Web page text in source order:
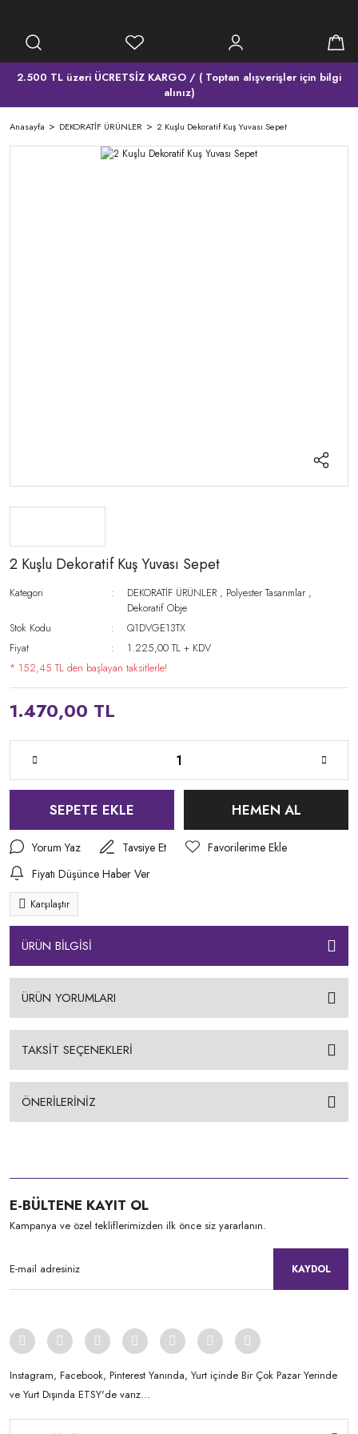
2.500 TL üzeri ÜCRETSİZ KARGO / ( Toptan alışverişler için bilgi
alınız)
Anasayfa DEKORATİF ÜRÜNLER 2 Kuşlu Dekoratif Kuş Yuvası Sepet
2 Kuşlu Dekoratif Kuş Yuvası Sepet
Kategori DEKORATİF ÜRÜNLER , Polyester Tasarımlar ,
Dekoratif Obje
Stok Kodu
Q1DVGE13TX
Fiyat
1.225,00 TL + KDV
* 152,45 TL den başlayan taksitlerle!
1.470,00 TL
SEPETE EKLE HEMEN AL
Yorum Yaz
Tavsiye Et
Fiyatı Düşünce Haber Ver
Karşılaştır
ÜRÜN BİLGİSİ
ÜRÜN YORUMLARI
TAKSİT SEÇENEKLERİ
ÖNERİLERİNİZ
E-BÜLTENE KAYIT OL
Kampanya ve özel tekliflerimizden ilk önce siz yararlanın.
KAYDOL
Instagram, Facebook, Pinterest Yanında, Yurt içinde Bir Çok Pazar Yerinde
ve Yurt Dışında ETSY'de varız...